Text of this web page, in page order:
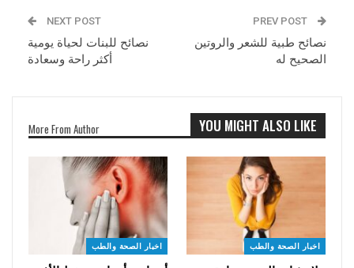
نصائح طبية للشعر والروتين
الصحيح له
NEXT POST
نصائح للبنات لحياة يومية
أكثر راحة وسعادة
YOU MIGHT ALSO LIKE
More From Author
اخبار الصحة والطب اخبار الصحة والطب